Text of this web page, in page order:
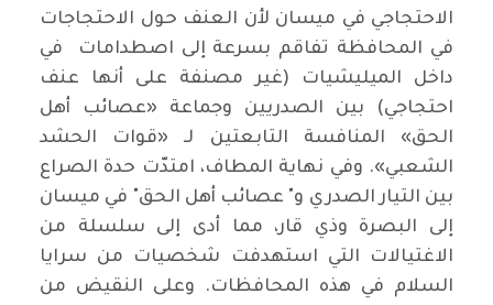
الاحتجاجي في ميسان لأن العنف حول الاحتجاجات
في المحافظة تفاقم بسرعة إلى اصطدامات في
داخل الميليشيات (غير مصنفة على أنها عنف
احتجاجي) بين الصدريين وجماعة «عصائب أهل
الحق» المنافسة التابعتين لـ «قوات الحشد
الشعبي». وفي نهاية المطاف، امتدّت حدة الصراع
بين التيار الصدري و" عصائب أهل الحق" في ميسان
إلى البصرة وذي قار، مما أدى إلى سلسلة من
الاغتيالات التي استهدفت شخصيات من سرايا
السلام في هذه المحافظات. وعلى النقيض من